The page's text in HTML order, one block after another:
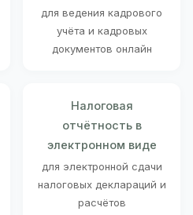
для ведения кадрового
учёта и кадровых
документов онлайн
Налоговая
отчётность в
электронном виде
для электронной сдачи
налоговых деклараций и
расчётов